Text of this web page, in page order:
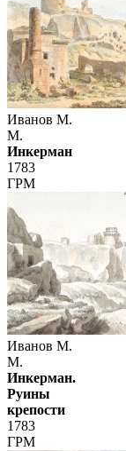
Иванов М.
М.
Инкерман
1783
ГРМ
Иванов М.
М.
Инкерман.
Руины
крепости
1783
ГРМ